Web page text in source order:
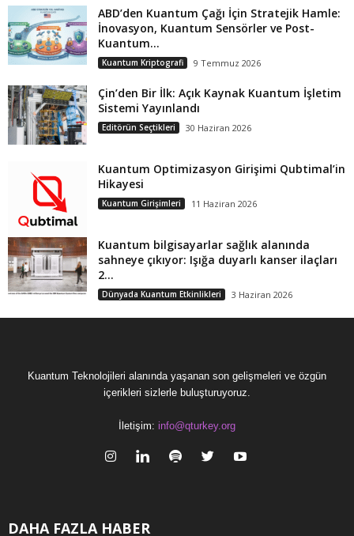
ABD’den Kuantum Çağı İçin Stratejik Hamle:
İnovasyon, Kuantum Sensörler ve Post-
Kuantum...
Kuantum Kriptografi 9 Temmuz 2026
Çin’den Bir İlk: Açık Kaynak Kuantum İşletim
Sistemi Yayınlandı
Editörün Seçtikleri 30 Haziran 2026
Kuantum Optimizasyon Girişimi Qubtimal’in
Hikayesi
Kuantum Girişimleri 11 Haziran 2026
Kuantum bilgisayarlar sağlık alanında
sahneye çıkıyor: Işığa duyarlı kanser ilaçları
2...
Dünyada Kuantum Etkinlikleri 3 Haziran 2026
Kuantum Teknolojileri alanında yaşanan son gelişmeleri ve özgün
içerikleri sizlerle buluşturuyoruz.
İletişim: info@qturkey.org
DAHA FAZLA HABER